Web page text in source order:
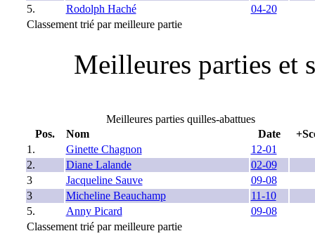
5.
Rodolph Haché
04-20
Classement trié par meilleure partie
Meilleures parties et
Meilleures parties quilles-abattues
Pos.
Nom Date
1.
Ginette Chagnon
12-01
2.
Diane Lalande
02-09
3
Jacqueline Sauve
09-08
3
Micheline Beauchamp
11-10
5.
Anny Picard
09-08
Classement trié par meilleure partie